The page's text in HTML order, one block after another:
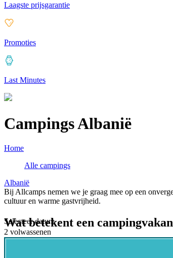
Laagste prijsgarantie
Promoties
Last Minutes
Campings Albanië
Home
Alle campings
Albanië
Bij Allcamps nemen we je graag mee op een
cultuur en warme gastvrijheid.
Wat betekent een
Een campingvakantie in Albanië staat synoniem
bevolking en traditionele gastvrijheid. Met
Selecteer datum
2 volwassenen